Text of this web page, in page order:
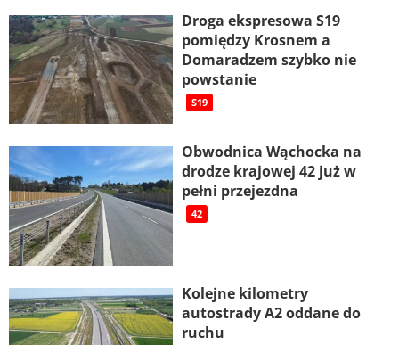
Droga ekspresowa S19
pomiędzy Krosnem a
Domaradzem szybko nie
powstanie
S19
Obwodnica Wąchocka na
drodze krajowej 42 już w
pełni przejezdna
42
Kolejne kilometry
autostrady A2 oddane do
ruchu